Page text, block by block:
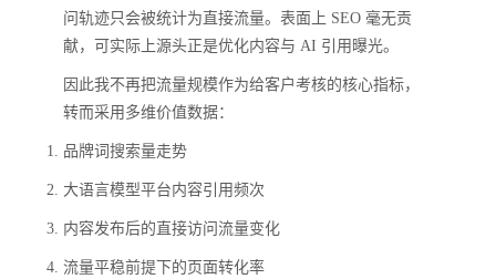
问轨迹只会被统计为直接流量。表面上 SEO 毫无贡
献，可实际上源头正是优化内容与 AI 引用曝光。
因此我不再把流量规模作为给客户考核的核心指标，
转而采用多维价值数据：
品牌词搜索量走势
大语言模型平台内容引用频次
内容发布后的直接访问流量变化
流量平稳前提下的页面转化率